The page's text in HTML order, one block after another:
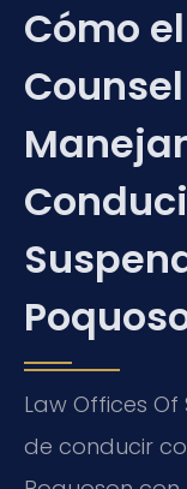
Cómo
Law Offices Of
de conducir